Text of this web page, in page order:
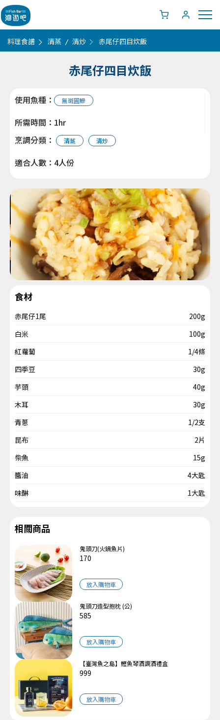
料理食譜 清蒸 清炒 赤尾仔四目炊飯
赤尾仔四目炊飯
使用魚種： 無斑圓鰺
所需時間：1hr
烹調分類：
清蒸 清炒
適合人數：4人份
食材
赤尾仔1尾
200g
白米
100g
紅蘿蔔
1/4條
四季豆
30g
芋頭
40g
木耳
30g
青蔥
1/2支
昆布
2片
柴魚
15g
醬油
4大匙
味醂
1大匙
相關商品
鬼頭刀(火鍋魚片)
170
放入購物車
鬼頭刀造型抱枕 (公)
585
放入購物車
【臺灣魚之島】鰹魚琴酒調酒禮盒
999
放入購物車